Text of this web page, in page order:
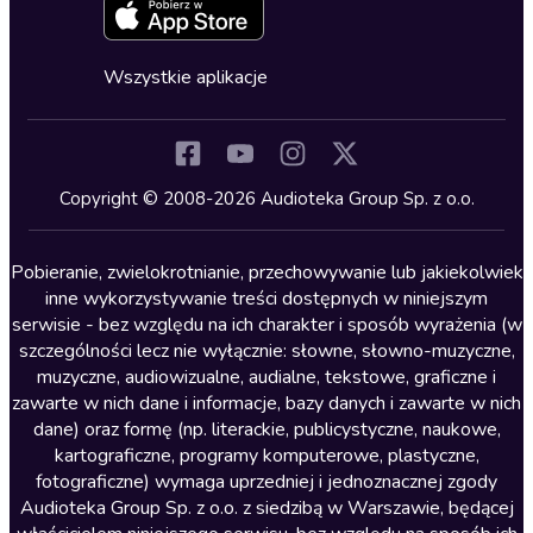
Kryminały
Lektury szkolne
Literatura anglojęzyczna
Literatura faktu
Literatura obyczajowa
Literatura piękna obca
Literatura piękna polska
Nagrania relaksacyjne
Nauka języków
Zapowiedzi
Cykle audiobooków
Wszystkie aplikacje
Copyright © 2008-2026 Audioteka Group Sp. z o.o.
Pobieranie, zwielokrotnianie, przechowywanie lub jakiekolwiek
inne wykorzystywanie treści dostępnych w niniejszym
serwisie - bez względu na ich charakter i sposób wyrażenia (w
szczególności lecz nie wyłącznie: słowne, słowno-muzyczne,
muzyczne, audiowizualne, audialne, tekstowe, graficzne i
zawarte w nich dane i informacje, bazy danych i zawarte w nich
dane) oraz formę (np. literackie, publicystyczne, naukowe,
kartograficzne, programy komputerowe, plastyczne,
fotograficzne) wymaga uprzedniej i jednoznacznej zgody
Audioteka Group Sp. z o.o. z siedzibą w Warszawie, będącej